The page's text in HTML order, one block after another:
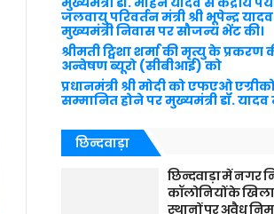
जलवायु परिवर्तन मंत्री श्री भूपेन्द्र
मुख्यमंत्री निवास पर सौजन्य भेंट की।
श्रीमती ट्विशा शर्मा की मृत्यु के प्रकरण
अन्वेषण ब्यूरो (सीबीआई) को
प्रधानमंत्री श्री मोदी को एफएओ
सम्मानित होने पर मुख्यमंत्री डॉ. यादव
छिन्दवाड़ा
छिन्दवाड़ा में नगर
कॉलोनियों के
स्थानों पर अवैध